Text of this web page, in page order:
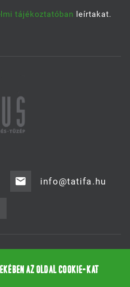
tájékoztatóban leírtakat.
info@tatifa.hu
AZ OLDAL COOKIE-KAT